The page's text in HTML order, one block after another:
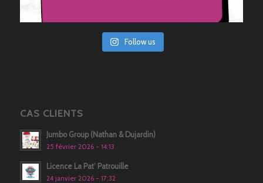
Follow us
CAS CLIENTS
Jumbo Group (Nathan & Dujardin)
25 février 2026 - 14:13
Licence La Pat’ Patrouille
24 janvier 2026 - 17:32